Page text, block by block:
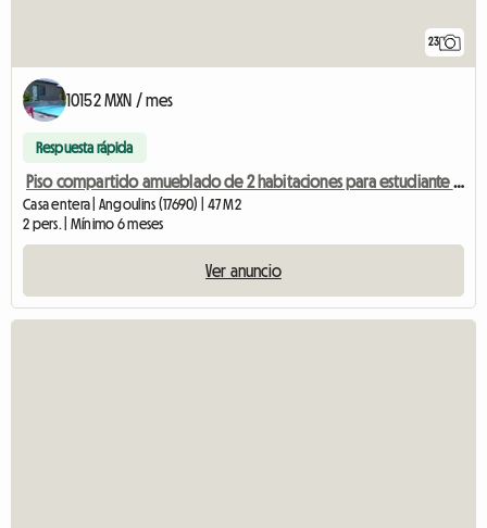
23
10152 MXN / mes
Respuesta rápida
Piso compartido amueblado de 2 habitaciones para estudiante en Angoulins frente a
Casa entera | Angoulins (17690) | 47 M2
2 pers. | Mínimo 6 meses
Ver anuncio